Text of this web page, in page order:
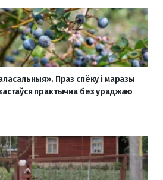
Праз спёку і маразы
практычна без ураджаю